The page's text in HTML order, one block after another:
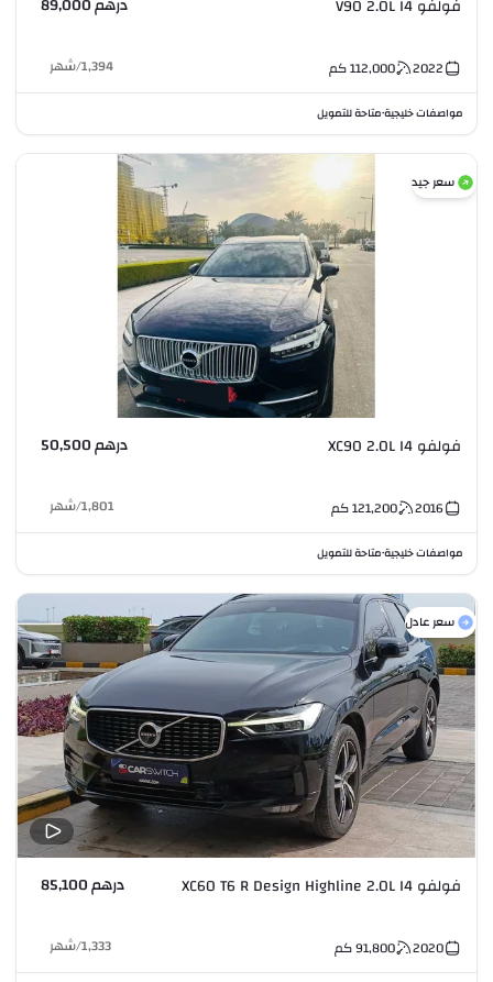
فولفو V90 2.0L I4 درهم 89,000
2022
112,000كم 1,394
/شهر
مواصفات خليجية•متاحة للتمويل
سعر جيد
فولفو XC90 2.0L I4 درهم 50,500
2016
121,200كم 1,801
/شهر
مواصفات خليجية•متاحة للتمويل
سعر عادل
فولفو XC60 T6 R Design Highline 2.0L I4 درهم 85,100
2020
91,800كم 1,333
/شهر